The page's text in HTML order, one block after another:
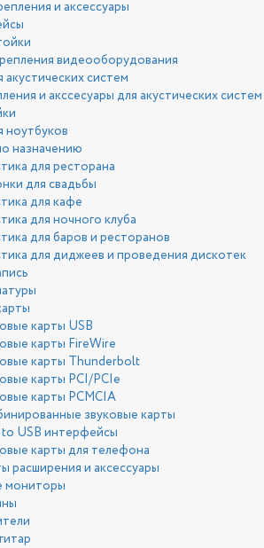
и аксессуары
видеооборудования
акустических систем
и акссесуары для акустических систем
ноутбуков
назначению
для ресторана
для свадьбы
для кафе
для ночного клуба
для баров и ресторанов
для диджеев и проведения дискотек
карты USB
карты FireWire
карты Thunderbolt
карты PCI/PCIe
карты PCMCIA
звуковые карты
USB интерфейсы
карты для телефона
расширения и аксессуары
мониторы